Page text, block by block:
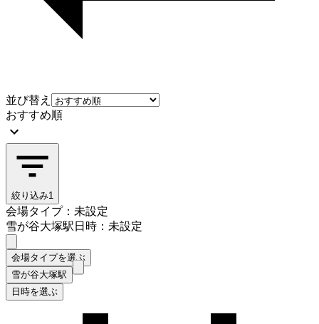
並び替え
おすすめ順
絞り込み1
会場タイプ：未設定
雪が谷大塚駅日時：未設定
会場タイプを選ぶ
雪が谷大塚駅
日時を選ぶ